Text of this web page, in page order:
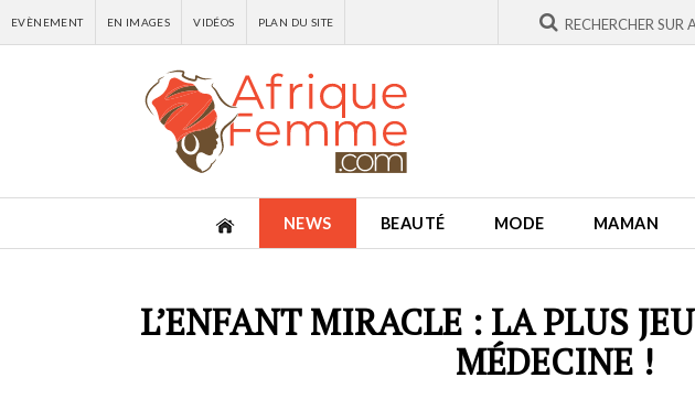
EVÈNEMENT EN IMAGES VIDÉOS PLAN DU SITE
NEWS BEAUTÉ MODE MAMAN
L’ENFANT MIRACLE : LA PLUS
MÉDECINE !